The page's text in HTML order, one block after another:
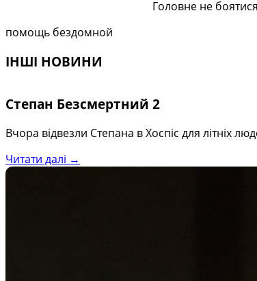
Головне не
помощь бездомной
ІНШІ НОВИНИ
Степан Безсмертний 2
Вчора відвезли Степана в Хоспіс для літніх
Читати далі →